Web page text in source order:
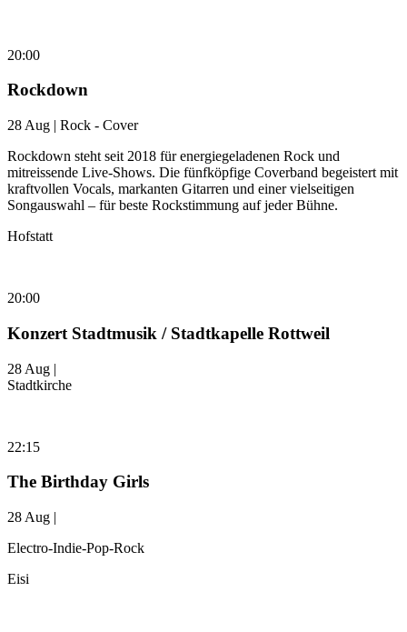
20:00
Rockdown
28 Aug | Rock - Cover
Rockdown steht seit 2018 für energiegeladenen Rock und
mitreissende Live-Shows. Die fünfköpfige Coverband begeistert mit
kraftvollen Vocals, markanten Gitarren und einer vielseitigen
Songauswahl – für beste Rockstimmung auf jeder Bühne.
Hofstatt
20:00
Konzert Stadtmusik / Stadtkapelle Rottweil
28 Aug |
Stadtkirche
22:15
The Birthday Girls
28 Aug |
Electro-Indie-Pop-Rock
Eisi